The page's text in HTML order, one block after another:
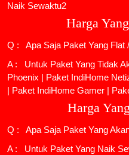
Naik Sewaktu2
Harga
Q : Apa Saja Paket Yang Flat
A : Untuk Paket Yang Tidak
Phoenix | Paket IndiHome
| Paket IndiHome Gamer |
Harga
Q : Apa Saja Paket Yang
A : Untuk Paket Yang Naik